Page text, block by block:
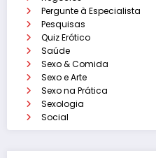
Pergunte à Especialista
Pesquisas
Quiz Erótico
Saúde
Sexo & Comida
Sexo e Arte
Sexo na Prática
Sexologia
Social